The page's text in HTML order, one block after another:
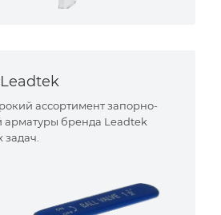
ассортимент запорно-
арматуры бренда Leadtek